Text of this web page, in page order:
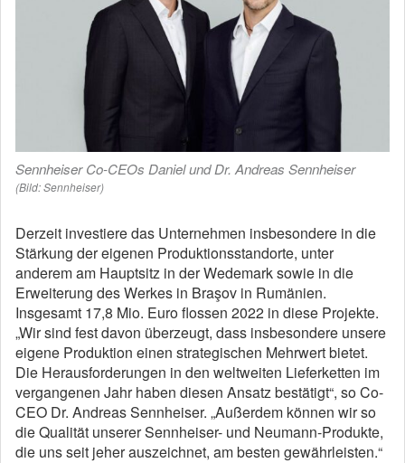
Sennheiser Co-CEOs Daniel und Dr. Andreas Sennheiser
(Bild: Sennheiser)
Derzeit investiere das Unternehmen insbesondere in die
Stärkung der eigenen Produktionsstandorte, unter
anderem am Hauptsitz in der Wedemark sowie in die
Erweiterung des Werkes in Braşov in Rumänien.
Insgesamt 17,8 Mio. Euro flossen 2022 in diese Projekte.
„Wir sind fest davon überzeugt, dass insbesondere unsere
eigene Produktion einen strategischen Mehrwert bietet.
Die Herausforderungen in den weltweiten Lieferketten im
vergangenen Jahr haben diesen Ansatz bestätigt“, so Co-
CEO Dr. Andreas Sennheiser. „Außerdem können wir so
die Qualität unserer Sennheiser- und Neumann-Produkte,
die uns seit jeher auszeichnet, am besten gewährleisten.“